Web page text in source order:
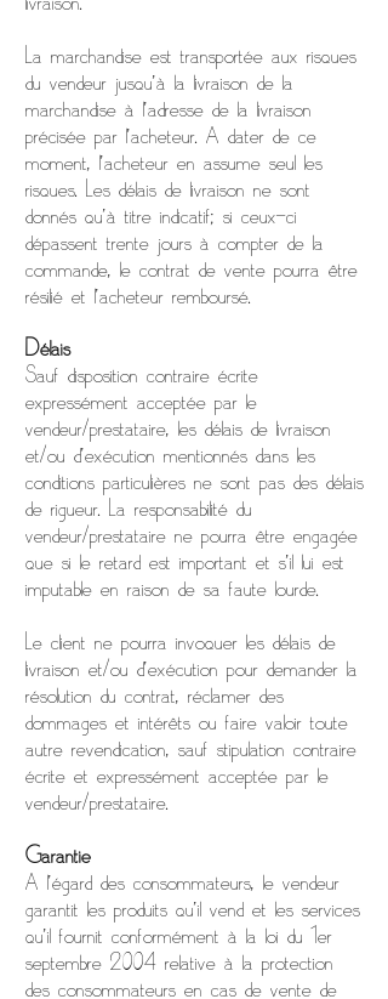
La marchandise est transportée aux risques
du vendeur jusqu'à la livraison de la
marchandise à l'adresse de la livraison
précisée par l'acheteur. A dater de ce
moment, l'acheteur en assume seul les
risques. Les délais de livraison ne sont
donnés qu’à titre indicatif; si ceux-ci
dépassent trente jours à compter de la
commande, le contrat de vente pourra être
résilié et l’acheteur remboursé.
Délais
Sauf disposition contraire écrite
expressément acceptée par le
vendeur/prestataire, les délais de livraison
et/ou d’exécution mentionnés dans les
conditions particulières ne sont pas des délais
de rigueur. La responsabilité du
vendeur/prestataire ne pourra être engagée
que si le retard est important et s'il lui est
imputable en raison de sa faute lourde.
Le client ne pourra invoquer les délais de
livraison et/ou d’exécution pour demander la
résolution du contrat, réclamer des
dommages et intérêts ou faire valoir toute
autre revendication, sauf stipulation contraire
écrite et expressément acceptée par le
vendeur/prestataire.
Garantie
A l’égard des consommateurs, le vendeur
garantit les produits qu’il vend et les services
qu'il fournit conformément à la loi du 1er
septembre 2004 relative à la protection
des consommateurs en cas de vente de